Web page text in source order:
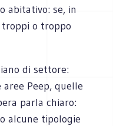
abitativo: se, in
troppi o troppo
di settore:
Peep, quelle
parla chiaro:
alcune tipologie